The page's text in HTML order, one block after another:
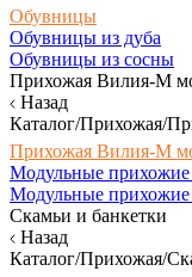
Обувницы
Обувницы из дуба
Обувницы из сосны
Прихожая Вилия-М
Назад
Каталог/Прихожая/
Прихожая Вилия-М
Модульные прихожие
Модульные прихожие
Скамьи и банкетки
Назад
Каталог/Прихожая/